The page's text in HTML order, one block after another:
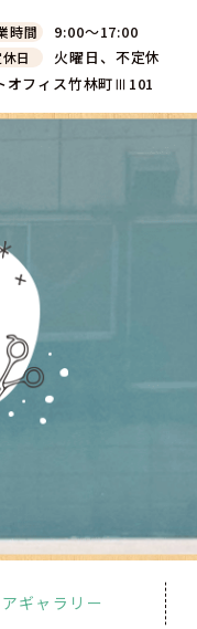
時間 9:00～17:00
日
火曜日、不定休
オフィス竹林町Ⅲ101
ギャラリー